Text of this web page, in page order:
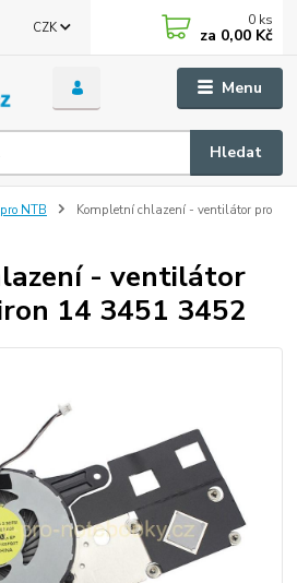
Menu
CZK
Hledat
0 ks
za 0,00 Kč
NTB
Kompletní chlazení - ventilátor pro
- ventilátor
14 3451 3452